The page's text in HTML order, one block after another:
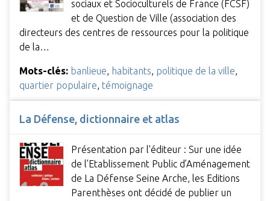
sociaux et Socioculturels de France (FCSF)
et de Question de Ville (association des
directeurs des centres de ressources pour la politique
de la…
Mots-clés: banlieue, habitants, politique de la ville,
quartier populaire, témoignage
La Défense, dictionnaire et atlas
Présentation par l'éditeur : Sur une idée
de l’Etablissement Public d’Aménagement
de La Défense Seine Arche, les Editions
Parenthèses ont décidé de publier un